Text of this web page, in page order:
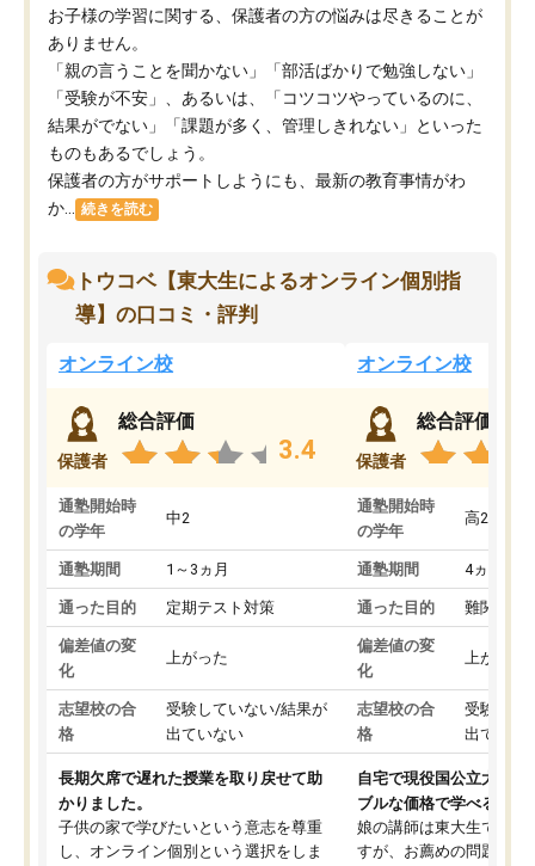
お子様の学習に関する、保護者の方の悩みは尽きることが
ありません。
「親の言うことを聞かない」「部活ばかりで勉強しない」
「受験が不安」、あるいは、「コツコツやっているのに、
結果がでない」「課題が多く、管理しきれない」といった
ものもあるでしょう。
保護者の方がサポートしようにも、最新の教育事情がわ
か...
続きを読む
トウコベ【東大生によるオンライン個別指
導】の口コミ・評判
オンライン校
保護者
総合評価
3.4
通塾開始時
の学年
中2
通塾期間 1～3ヵ月
通った目的 定期テスト対策
偏差値の変
化
上がった
志望校の合
格
受験していない/結果が
出ていない
長期欠席で遅れた授業を取り戻せて助
かりました。
子供の家で学びたいという意志を尊重
し、オンライン個別という選択をしま
オンライン校
保護者
総合評価
通塾開始時
の学年
高2
通塾期間 4ヵ月～1
通った目的 難関私立
偏差値の変
化
上がった
志望校の合
格
受験して
出ていな
自宅で現役国公立大学生
ブルな価格で学べる
娘の講師は東大生では無
すが、お薦めの問題集や